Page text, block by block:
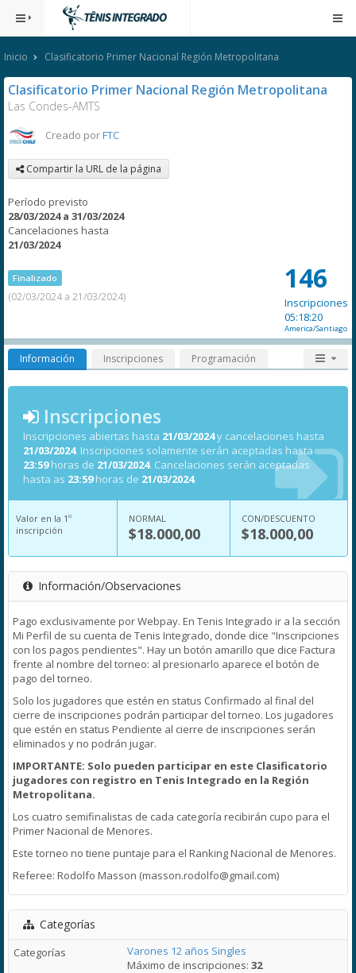
Inicio Clasificatorio Primer Nacional Región Metropolitana
Clasificatorio Primer Nacional Región Metropolitana
Las Condes-AMTS
Creado porFTC
Compartir la URL de la página
Período previsto
28/03/2024 a 31/03/2024
Cancelaciones hasta
21/03/2024
Finalizado
(02/03/2024 a 21/03/2024)
146
Inscripciones
05:18:20
America/Santiago
Información Inscripciones Programación
Inscripciones
Inscripciones abiertas hasta 21/03/2024y cancelaciones hasta
21/03/2024. Inscripciones solamente serán aceptadas hasta
23:59horas de 21/03/2024. Cancelaciones serán aceptadas
hasta as 23:59horas de 21/03/2024.
Valor en la 1º
inscripción
NORMAL
$18.000,00
CON/DESCUENTO
$18.000,00
Información/Observaciones
Pago exclusivamente por Webpay. En Tenis Integrado ir a la sección
Mi Perfil de su cuenta de Tenis Integrado, donde dice "Inscripciones
con los pagos pendientes". Hay un botón amarillo que dice Factura
frente al nombre del torneo: al presionarlo aparece el botón de
pago del torneo.
Solo los jugadores que estén en status Confirmado al final del
cierre de inscripciones podrán participar del torneo. Los jugadores
que estén en status Pendiente al cierre de inscripciones serán
eliminados y no podrán jugar.
IMPORTANTE: Solo pueden participar en este Clasificatorio
jugadores con registro en Tenis Integrado en la Región
Metropolitana.
Los cuatro semifinalistas de cada categoría recibirán cupo para el
Primer Nacional de Menores.
Este torneo no tiene puntaje para el Ranking Nacional de Menores.
Referee: Rodolfo Masson (masson.rodolfo@gmail.com)
Categorías
Varones 12 años Singles
Máximo de inscripciones:32